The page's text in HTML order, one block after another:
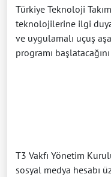
Türkiye Teknoloji
teknolojilerine ilgi
ve uygulamalı uçuş
programı
T3 Vakfı Yönetim
sosyal medya hesabı